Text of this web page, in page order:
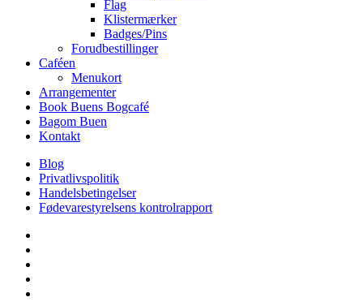
Flag
Klistermærker
Badges/Pins
Forudbestillinger
Caféen
Menukort
Arrangementer
Book Buens Bogcafé
Bagom Buen
Kontakt
Blog
Privatlivspolitik
Handelsbetingelser
Fødevarestyrelsens kontrolrapport